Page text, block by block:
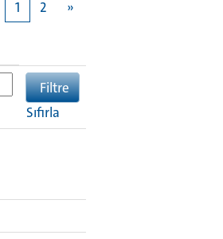
1 2 »
Sıfırla